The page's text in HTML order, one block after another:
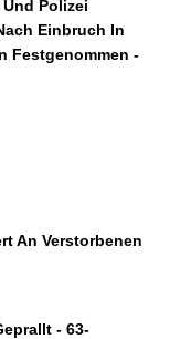
Polizei
Einbruch In
Festgenommen -
An Verstorbenen
- 63-